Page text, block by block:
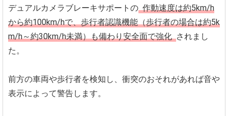
デュアルカメラブレーキサポートの 作動速度は約5km/h
から約100km/hで、歩行者認識機能（歩行者の場合は約5k
m/h～約30km/h未満）も備わり安全面で強化 されまし
た。
前方の車両や歩行者を検知し、衝突のおそれがあれば音や
表示によって警告します。